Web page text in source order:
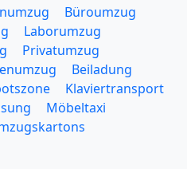
Büroumzug
Laborumzug
Privatumzug
Beiladung
Klaviertransport
Möbeltaxi